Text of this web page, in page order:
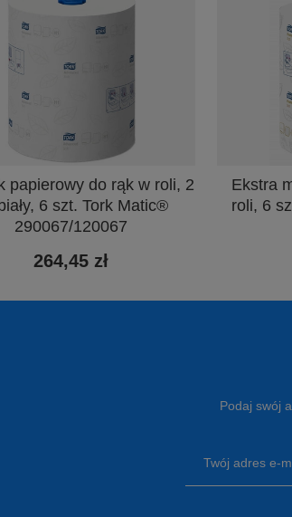
papierowy do rąk w roli, 2
6 szt. Tork Matic®
290067/120067
264,45 zł
Ekstra
roli, 6
Podaj swój
Twój adres e-